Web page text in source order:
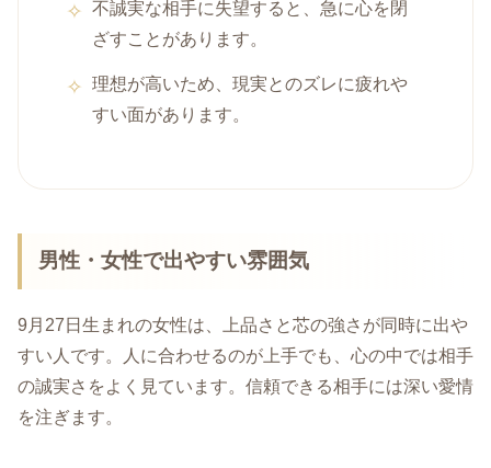
不誠実な相手に失望すると、急に心を閉
ざすことがあります。
理想が高いため、現実とのズレに疲れや
すい面があります。
男性・女性で出やすい雰囲気
9月27日生まれの女性は、上品さと芯の強さが同時に出や
すい人です。人に合わせるのが上手でも、心の中では相手
の誠実さをよく見ています。信頼できる相手には深い愛情
を注ぎます。